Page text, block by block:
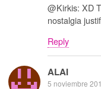
@Kirkis: XD
nostalgia
Reply
ALAI
5 noviembre